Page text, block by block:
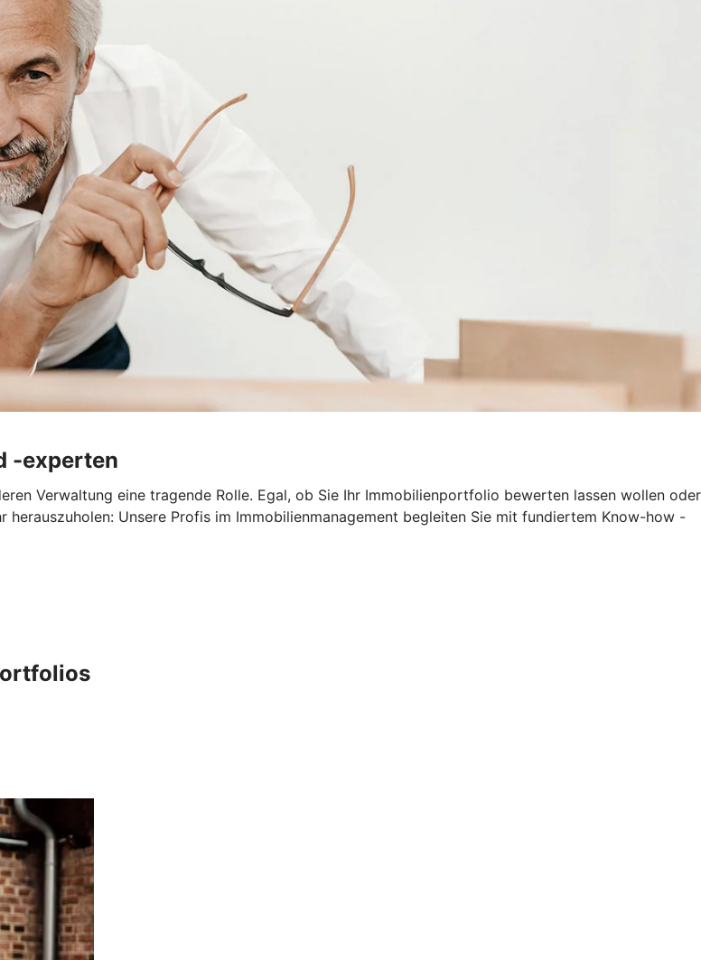
-experten
Verwaltung eine tragende Rolle. Egal, ob Sie Ihr Immobilienportfolio bewerten lassen wollen oder
Unsere Profis im Immobilienmanagement begleiten Sie mit fundiertem Know-how -